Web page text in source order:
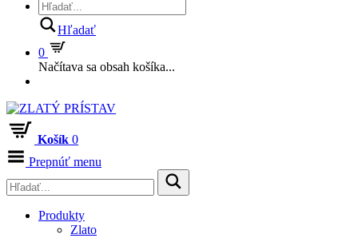
Hľadať
0
Načítava sa obsah košíka...
Košík 0
Prepnúť menu
Produkty
Zlato